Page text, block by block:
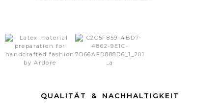
QUALITÄT & NACHHALTIGKEIT